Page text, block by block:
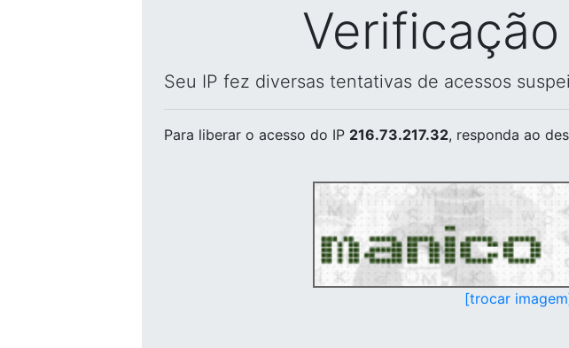
Seu IP fez diversas tentativas de acessos
Para liberar o acesso do IP 216.73.217.32, responda ao
[trocar